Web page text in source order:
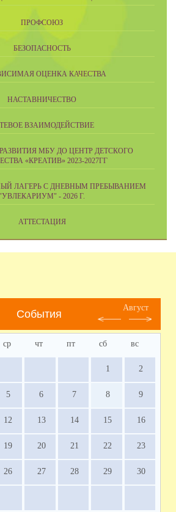
ПРОФСОЮЗ
БЕЗОПАСНОСТЬ
ОЦЕНКА КАЧЕСТВА
НАСТАВНИЧЕСТВО
ВЗАИМОДЕЙСТВИЕ
МБУ ДО ЦЕНТР ДЕТСКОГО
«КРЕАТИВ» 2023-2027ГГ
ЛАГЕРЬ С ДНЕВНЫМ ПРЕБЫВАНИЕМ
- 2026 Г.
АТТЕСТАЦИЯ
События
Август
ср чт пт сб вс
1 2
5 6 7 8 9
12 13 14 15 16
19 20 21 22 23
26 27 28 29 30